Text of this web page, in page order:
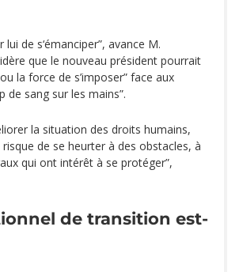
de s‘émanciper”, avance M.
que le nouveau président pourrait
la force de s’imposer” face aux
de sang sur les mains”.
la situation des droits humains,
de se heurter à des obstacles, à
qui ont intérêt à se protéger”,
de transition est-